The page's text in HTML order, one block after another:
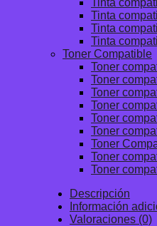
Tinta
Tinta
Tinta
Tinta
Toner Compatible
Toner
Toner
Toner
Toner
Toner
Toner
Toner
Toner
Toner
Descripción
Información
Valoraciones (0)